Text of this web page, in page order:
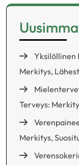
Yksilöllinen
Merkitys,
Terveys:
Merkitys,